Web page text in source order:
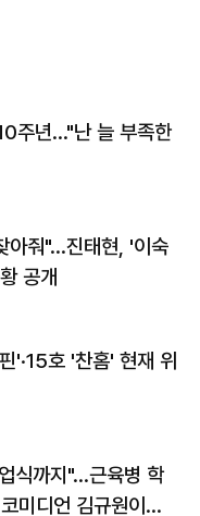
주년…"난 늘 부족한
아줘"…진태현, '이숙
공개
'·15호 '찬홈' 현재 위
식까지"…근육병 학
미디언 김규원이었